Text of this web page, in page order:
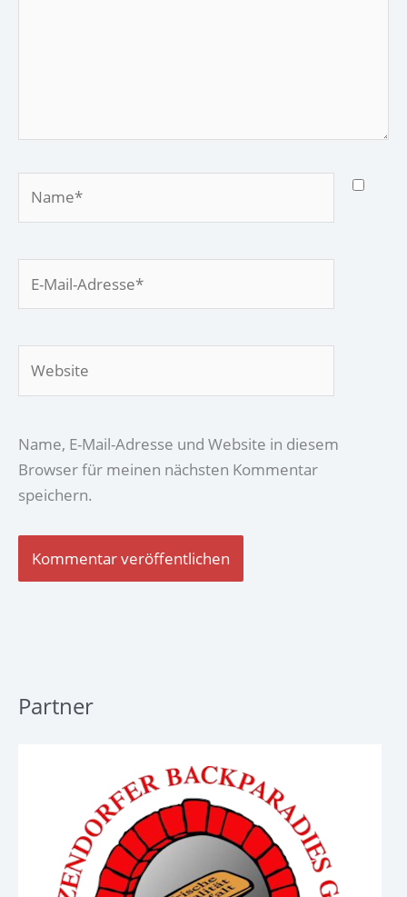
Mail-
Name, E-Mail-Adresse und Website in diesem
Browser für meinen nächsten Kommentar
speichern.
Partner